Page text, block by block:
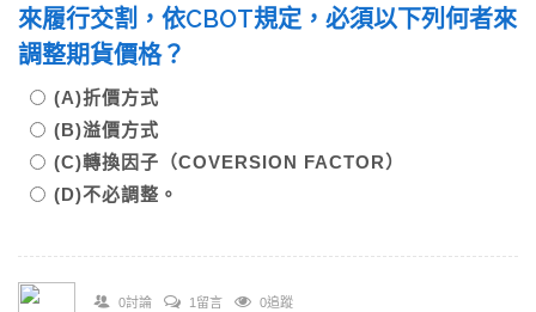
來履行交割，依CBOT規定，必須以下列何者來
調整期貨價格？
(A)折價方式
(B)溢價方式
(C)轉換因子（COVERSION FACTOR）
(D)不必調整。
0討論 1留言 0追蹤